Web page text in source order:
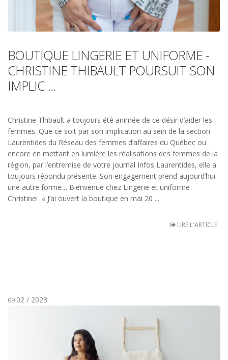
BOUTIQUE LINGERIE ET UNIFORME -
CHRISTINE THIBAULT POURSUIT SON
IMPLIC ...
Christine Thibault a toujours été animée de ce désir d’aider les
femmes. Que ce soit par son implication au sein de la section
Laurentides du Réseau des femmes d’affaires du Québec ou
encore en mettant en lumière les réalisations des femmes de la
région, par l’entremise de votre journal Infos Laurentides, elle a
toujours répondu présente. Son engagement prend aujourd’hui
une autre forme… Bienvenue chez Lingerie et uniforme
Christine! « J’ai ouvert la boutique en mai 20 ...
LIRE L'ARTICLE
09 02 / 2023